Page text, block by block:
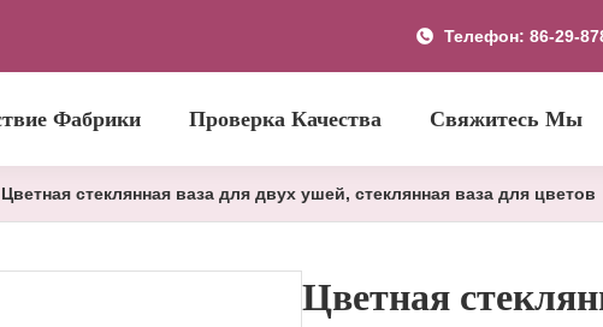
Телефон: 86-29-
Фабрики Проверка Качества Свяжитесь Мы
Цветная стеклянная ваза для двух ушей, стеклянная ваза для цветов
Цветная